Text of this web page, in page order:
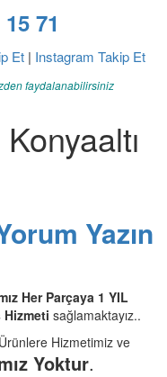
71
Et| Instagram Takip Et
faydalanabilirsiniz
Yazın
Her Parçaya 1 YIL
Hizmeti sağlamaktayız..
Hizmetimiz ve
Yoktur.